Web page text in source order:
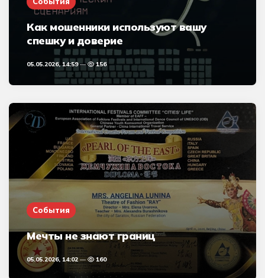
Как мошенники используют вашу
спешку и доверие
05.05.2026, 14:59 156
События
Мечты не знают границ
05.05.2026, 14:02 160